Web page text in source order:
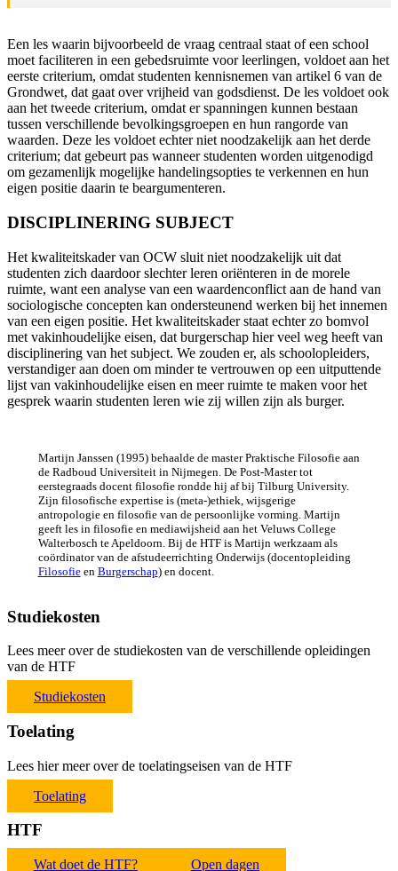
Een les waarin bijvoorbeeld de vraag centraal staat of een school
moet faciliteren in een gebedsruimte voor leerlingen, voldoet aan het
eerste criterium, omdat studenten kennisnemen van artikel 6 van de
Grondwet, dat gaat over vrijheid van godsdienst. De les voldoet ook
aan het tweede criterium, omdat er spanningen kunnen bestaan
tussen verschillende bevolkingsgroepen en hun rangorde van
waarden. Deze les voldoet echter niet noodzakelijk aan het derde
criterium; dat gebeurt pas wanneer studenten worden uitgenodigd
om gezamenlijk mogelijke handelingsopties te verkennen en hun
eigen positie daarin te beargumenteren.
DISCIPLINERING SUBJECT
Het kwaliteitskader van OCW sluit niet noodzakelijk uit dat
studenten zich daardoor slechter leren oriënteren in de morele
ruimte, want een analyse van een waardenconflict aan de hand van
sociologische concepten kan ondersteunend werken bij het innemen
van een eigen positie. Het kwaliteitskader staat echter zo bomvol
met vakinhoudelijke eisen, dat burgerschap hier veel weg heeft van
disciplinering van het subject. We zouden er, als schoolopleiders,
verstandiger aan doen om minder te vertrouwen op een uitputtende
lijst van vakinhoudelijke eisen en meer ruimte te maken voor het
gesprek waarin studenten leren wie zij willen zijn als burger.
Martijn Janssen (1995) behaalde de master Praktische Filosofie aan
de Radboud Universiteit in Nijmegen. De Post-Master tot
eerstegraads docent filosofie rondde hij af bij Tilburg University.
Zijn filosofische expertise is (meta-)ethiek, wijsgerige
antropologie en filosofie van de persoonlijke vorming. Martijn
geeft les in filosofie en mediawijsheid aan het Veluws College
Walterbosch te Apeldoorn. Bij de HTF is Martijn werkzaam als
coördinator van de afstudeerrichting Onderwijs (docentopleiding
Filosofieen Burgerschap) en docent.
Studiekosten
Lees meer over de studiekosten van de verschillende opleidingen
van de HTF
Studiekosten
Toelating
Lees hier meer over de toelatingseisen van de HTF
Toelating
HTF
Wat doet de HTF? Open dagen